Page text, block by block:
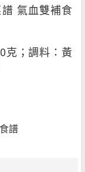
氣血雙補食
克；調料：黃
譜